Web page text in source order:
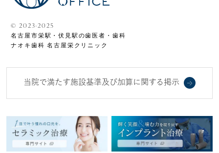
©2023-2025
名古屋市栄駅・伏見駅の歯医者・歯科
ナオキ歯科 名古屋栄クリニック
当院で満たす施設基準及び加算に関する掲示